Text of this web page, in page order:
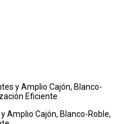
y Amplio Cajón, Blanco-
Eficiente